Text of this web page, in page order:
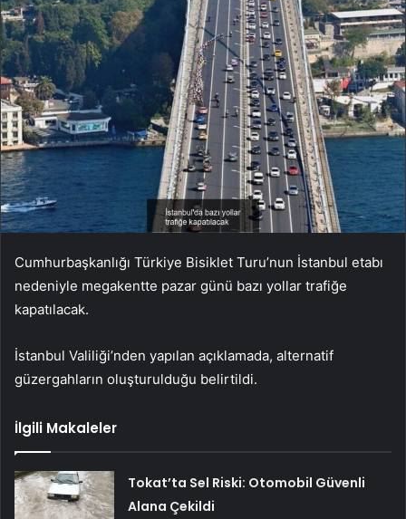
Cumhurbaşkanlığı Türkiye Bisiklet Turu’nun İstanbul etabı
nedeniyle megakentte pazar günü bazı yollar trafiğe
kapatılacak.
İstanbul Valiliği’nden yapılan açıklamada, alternatif
güzergahların oluşturulduğu belirtildi.
İlgili Makaleler
Tokat’ta Sel Riski: Otomobil Güvenli
Alana Çekildi